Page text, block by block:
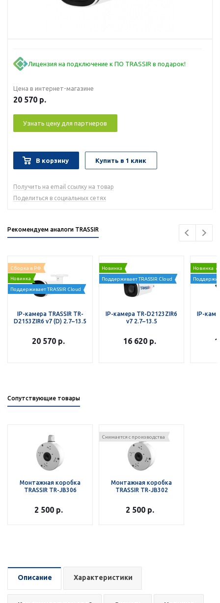
Лицензия на подключение к ПО TRASSIR в подарок!
Цена в интернет-магазине
20 570 р.
Узнать цену для партнеров
В корзину Купить в 1 клик
Получить на email ссылку на товар
Поделиться в социальных сетях
Рекомендуем аналоги TRASSIR
Сборка в РФ
Новинка
Поддерживает TRASSIR Cloud
IP-камера TRASSIR TR-
D2153ZIR6 v7 (D) 2.7–13.5
20 570 р.
Новинка
Поддерживает TRASSIR Cloud
IP-камера TR-D2123ZIR6
v7 2.7–13.5
16 620 р.
Новинка
IP-
Сопутствующие товары
Монтажная коробка
TRASSIR TR-JB306
2 500р.
Снимается с производства
Монтажная коробка
TRASSIR TR-JB302
2 500р.
Описание Характеристики